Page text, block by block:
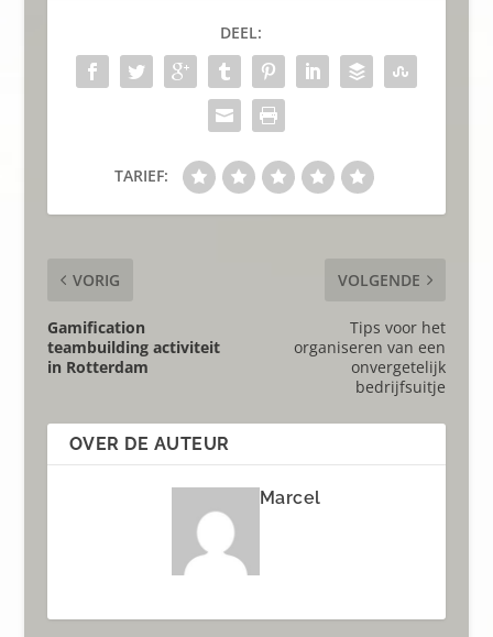
DEEL:
TARIEF:
VORIG
Gamification
teambuilding activiteit
in Rotterdam
VOLGENDE
Tips voor het
organiseren van een
onvergetelijk
bedrijfsuitje
OVER DE AUTEUR
Marcel